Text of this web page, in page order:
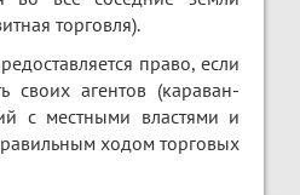
торговля).
право, если
своих агентов (караван-
с местными властями и
ходом торговых